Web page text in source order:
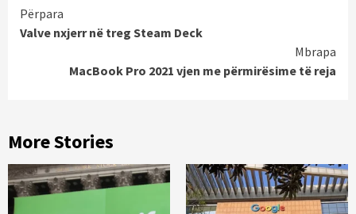
Continue
Reading
Përpara
Valve nxjerr në treg Steam Deck
Mbrapa
MacBook Pro 2021 vjen me përmirësime të reja
More Stories